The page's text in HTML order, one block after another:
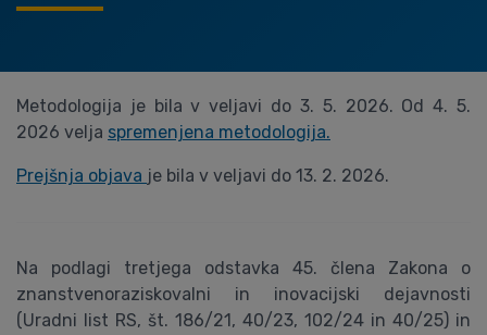
Metodologija je bila v veljavi do 3. 5. 2026. Od 4. 5.
2026 velja spremenjena metodologija.
Prejšnja objava je bila v veljavi do 13. 2. 2026.
Na podlagi tretjega odstavka 45. člena Zakona o
znanstvenoraziskovalni in inovacijski dejavnosti
(Uradni list RS, št. 186/21, 40/23, 102/24 in 40/25) in